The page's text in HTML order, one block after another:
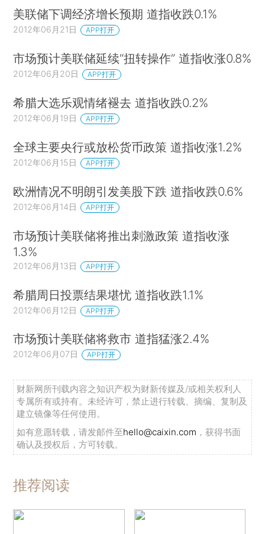
美联储下调经济增长预期 道指收跌0.1%
2012年06月21日 APP打开
市场预计美联储延续“扭转操作” 道指收涨0.8%
2012年06月20日 APP打开
希腊大选乐观情绪褪去 道指收跌0.2%
2012年06月19日 APP打开
全球主要央行或放松货币政策 道指收涨1.2%
2012年06月15日 APP打开
欧洲情况不明朗引发美股下跌 道指收跌0.6%
2012年06月14日 APP打开
市场预计美联储将推出刺激政策 道指收涨
1.3%
2012年06月13日 APP打开
希腊周日投票结果堪忧 道指收跌1.1%
2012年06月12日 APP打开
市场预计美联储将救市 道指猛涨2.4%
2012年06月07日 APP打开
财新网所刊载内容之知识产权为财新传媒及/或相关权利人
专属所有或持有。未经许可，禁止进行转载、摘编、复制及
建立镜像等任何使用。
如有意愿转载，请发邮件至hello@caixin.com ，获得书面
确认及授权后，方可转载。
推荐阅读